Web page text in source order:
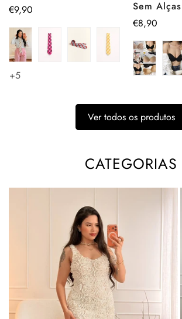
Preço
€9,90
+5
Sem Alças
Preço
€8,90
Ver todos os produtos
CATEGORIAS